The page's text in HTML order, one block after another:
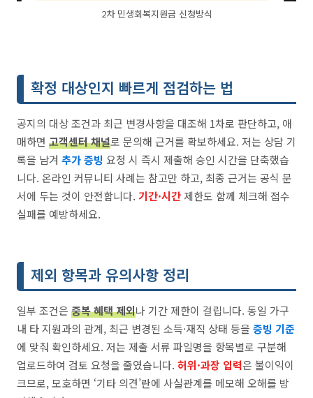
2차 민생회복지원금 신청방식
확정 대상인지 빠르게 점검하는 법
공지의 대상 조건과 최근 변경사항을 대조해 1차로 판단하고, 애
매하면 고객센터 채널로 문의해 근거를 확보하세요. 저는 상담 기
록을 남겨 추가 증빙 요청 시 즉시 제출해 승인 시간을 단축했습
니다. 온라인 커뮤니티 사례는 참고만 하고, 최종 근거는 공식 문
서에 두는 것이 안전합니다. 기간·시간 제한도 함께 체크해 접수
실패를 예방하세요.
제외 항목과 유의사항 정리
일부 조건은 중복 혜택 제외나 기간 제한이 걸립니다. 동일 가구
내 타 지원과의 관계, 최근 변경된 소득·재직 상태 등을 증빙 기준
에 맞춰 확인하세요. 저는 제출 서류 파일명을 항목별로 구분해
업로드하여 검토 요청을 줄였습니다. 허위·과장 입력은 불이익이
크므로, 모호하면 ‘기타 의견’란에 사실관계를 메모해 오해를 방